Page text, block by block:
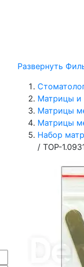
Развернуть
Матрицы и
Матрицы
Матрицы
Набор
/ ТОР-